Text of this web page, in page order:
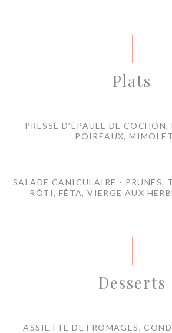
Plats
PRESSÉ D’ÉPAULE DE
POIREAUX,
SALADE CANICULAIRE - PRUNES,
RÔTI, FÊTA, VIERGE AUX
Desserts
ASSIETTE DE FROMAGES,